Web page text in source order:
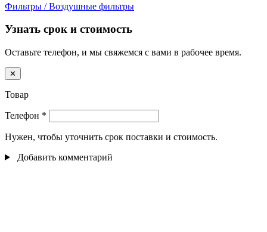
Фильтры / Воздушные фильтры
Узнать срок и стоимость
Оставьте телефон, и мы свяжемся с вами в рабочее время.
✕
Товар
Телефон *
Нужен, чтобы уточнить срок поставки и стоимость.
Добавить комментарий